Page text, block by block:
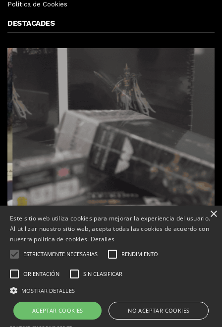
Política de Cookies
DESTACADES
La botiga L’K de Balaguer es converteix en nou punt
Correu electrònic:info@tarrega.tv
Telèfons: 648 45 71 14 | 669 32 28 46
×
Este sitio web utiliza cookies para mejorar la experiencia del usuario.
Al utilizar nuestro sitio web, acepta todas las cookies de acuerdo con
nuestra política de cookies. Detalles
ESTRICTAMENTE NECESARIAS RENDIMIENTO
ORIENTACIÓN SIN CLASIFICAR
MOSTRAR DETALLES
ACEPTAR COOKIES NO ACEPTAR COOKIES